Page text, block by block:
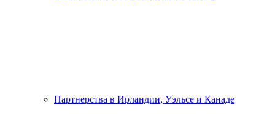
Партнерства в Ирландии, Уэльсе и Канаде